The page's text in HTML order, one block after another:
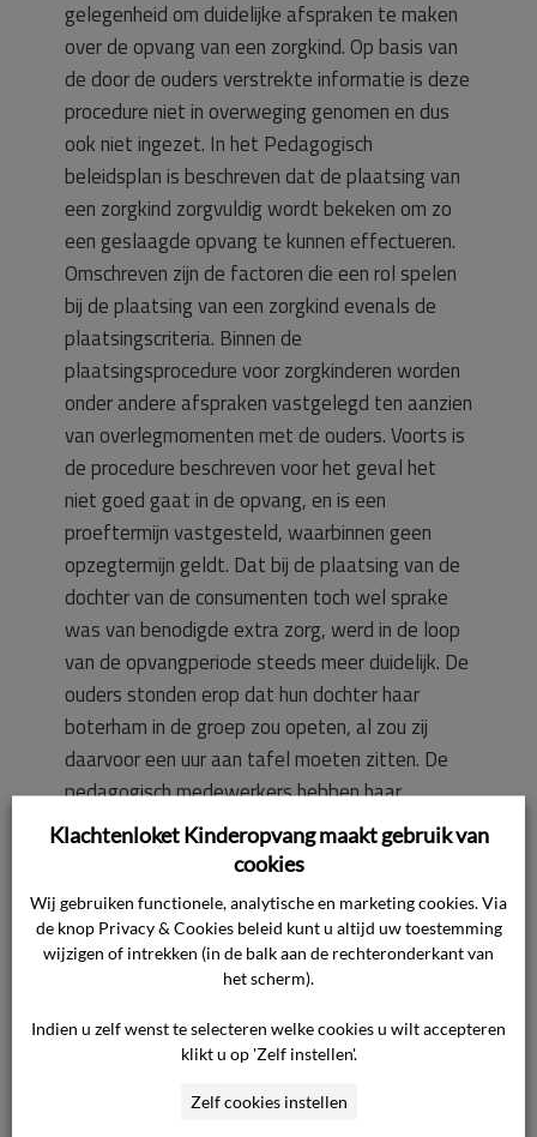
gelegenheid om duidelijke afspraken te maken
over de opvang van een zorgkind. Op basis van
de door de ouders verstrekte informatie is deze
procedure niet in overweging genomen en dus
ook niet ingezet. In het Pedagogisch
beleidsplan is beschreven dat de plaatsing van
een zorgkind zorgvuldig wordt bekeken om zo
een geslaagde opvang te kunnen effectueren.
Omschreven zijn de factoren die een rol spelen
bij de plaatsing van een zorgkind evenals de
plaatsingscriteria. Binnen de
plaatsingsprocedure voor zorgkinderen worden
onder andere afspraken vastgelegd ten aanzien
van overlegmomenten met de ouders. Voorts is
de procedure beschreven voor het geval het
niet goed gaat in de opvang, en is een
proeftermijn vastgesteld, waarbinnen geen
opzegtermijn geldt. Dat bij de plaatsing van de
dochter van de consumenten toch wel sprake
was van benodigde extra zorg, werd in de loop
van de opvangperiode steeds meer duidelijk. De
ouders stonden erop dat hun dochter haar
boterham in de groep zou opeten, al zou zij
daarvoor een uur aan tafel moeten zitten. De
pedagogisch medewerkers hebben haar
begeleid bij het eten. Op rustige dagen ging dit
beter dan op dagen met een volle groep. De
maar dit ging steeds meer ten koste van de
aandacht voor andere kinderen. Op drukke
dagen konden er minder activiteiten worden
aangeboden door de tijdrovende begeleiding
van dit ene kind. Dit staat haaks op de
situatie is gemeld aan het vestigingshoofd en
Klachtenloket Kinderopvang maakt gebruik van
cookies
Wij gebruiken functionele, analytische en marketing cookies. Via
de knop Privacy & Cookies beleid kunt u altijd uw toestemming
wijzigen of intrekken (in de balk aan de rechteronderkant van
het scherm).
Indien u zelf wenst te selecteren welke cookies u wilt accepteren
klikt u op 'Zelf instellen'.
Zelf cookies instellen